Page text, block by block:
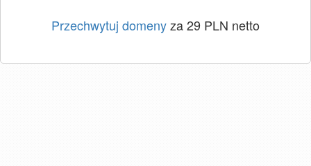
Przechwytuj domenyza 29 PLN netto